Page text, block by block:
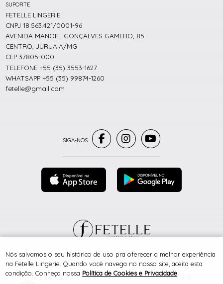
SITE 100% SEGURO PLATAFORMA B2B
SUPORTE
FETELLE LINGERIE
CNPJ 18.563.421/0001-96
AVENIDA MANOEL GONÇALVES GAMERO, 85
CENTRO, JURUAIA/MG
CEP 37805-000
TELEFONE +55 (35) 3553-1627
WHATSAPP +55 (35) 99874-1260
fetelle@gmail.com
® TODOS DIREITOS RESERVADOS
Nós salvamos o seu histórico de uso pra oferecer a melhor experiência
na Fetelle Lingerie. Quando você navega no nosso site, aceita esta
condição. Conheça nossa Política de Cookies e Privacidade